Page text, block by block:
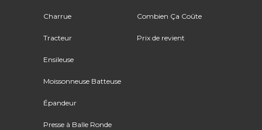
Charrue
Tracteur
Ensileuse
Moissonneuse Batteuse
Épandeur
Presse à Balle Ronde
Combien Ça Coûte
Prix de revient